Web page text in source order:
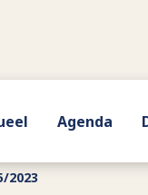
Agenda
2023